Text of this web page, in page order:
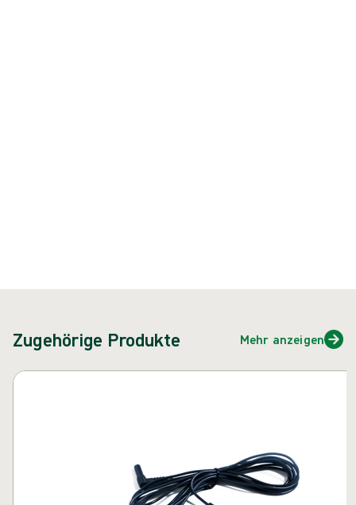
Zugehörige Produkte Mehr anzeigen